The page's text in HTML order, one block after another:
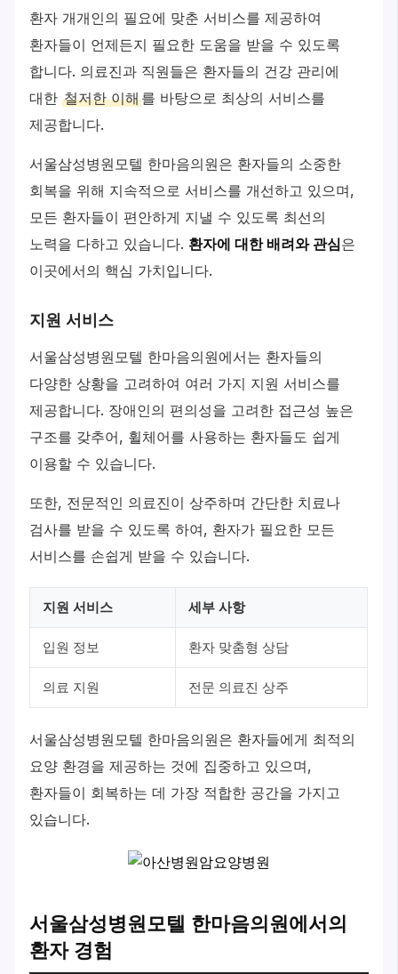
환자 개개인의 필요에 맞춘 서비스를 제공하여
환자들이 언제든지 필요한 도움을 받을 수 있도록
합니다. 의료진과 직원들은 환자들의 건강 관리에
대한철저한 이해를 바탕으로 최상의 서비스를
제공합니다.
서울삼성병원모텔 한마음의원은 환자들의 소중한
회복을 위해 지속적으로 서비스를 개선하고 있으며,
모든 환자들이 편안하게 지낼 수 있도록 최선의
노력을 다하고 있습니다. 환자에 대한 배려와 관심은
이곳에서의 핵심 가치입니다.
지원 서비스
서울삼성병원모텔 한마음의원에서는 환자들의
다양한 상황을 고려하여 여러 가지 지원 서비스를
제공합니다. 장애인의 편의성을 고려한 접근성 높은
구조를 갖추어, 휠체어를 사용하는 환자들도 쉽게
이용할 수 있습니다.
또한, 전문적인 의료진이 상주하며 간단한 치료나
검사를 받을 수 있도록 하여, 환자가 필요한 모든
서비스를 손쉽게 받을 수 있습니다.
지원 서비스 세부 사항
입원 정보 환자 맞춤형 상담
의료 지원 전문 의료진 상주
서울삼성병원모텔 한마음의원은 환자들에게 최적의
요양 환경을 제공하는 것에 집중하고 있으며,
환자들이 회복하는 데 가장 적합한 공간을 가지고
있습니다.
서울삼성병원모텔 한마음의원에서의
환자 경험